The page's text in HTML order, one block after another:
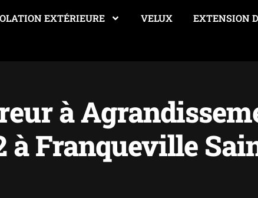
EXTÉRIEURE VELUX EXTENSION
à
à Franqueville